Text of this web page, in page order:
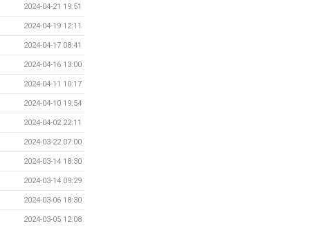
2024-04-21 19:51
2024-04-19 12:11
2024-04-17 08:41
2024-04-16 13:00
2024-04-11 10:17
2024-04-10 19:54
2024-04-02 22:11
2024-03-22 07:00
2024-03-14 18:30
2024-03-14 09:29
2024-03-06 18:30
2024-03-05 12:08